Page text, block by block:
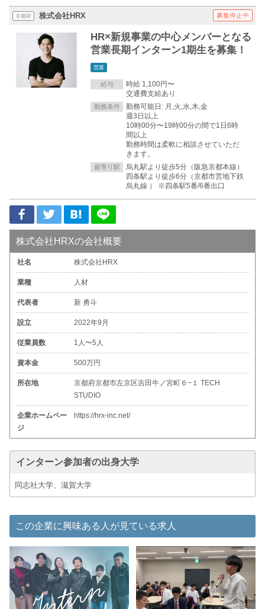
京都府 株式会社HRX 募集停止中
HR×新規事業の中心メンバーとなる
営業長期インターン1期生を募集！
営業
給与
時給 1,100円〜
交通費支給あり
勤務条件
勤務可能日: 月,火,水,木,金
週3日以上
10時00分〜19時00分の間で1日6時
間以上
勤務時間は柔軟に相談させていただ
きます。
最寄り駅
烏丸駅より徒歩5分（阪急京都本線）
四条駅より徒歩6分（京都市営地下鉄
烏丸線 ） ※四条駅5番/6番出⼝
株式会社HRXの会社概要
社名 株式会社HRX
業種 人材
代表者 新 勇斗
設立 2022年9月
従業員数 1人〜5人
資本金 500万円
所在地
京都府京都市左京区吉田牛ノ宮町６−１ TECH
STUDIO
企業ホームペー
ジ
https://hrx-inc.net/
インターン参加者の出身大学
同志社大学、滋賀大学
この企業に興味ある人が見ている求人